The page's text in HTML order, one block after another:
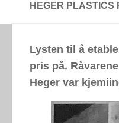
HEGER PLASTICS
Lysten til å
pris på.
Heger var